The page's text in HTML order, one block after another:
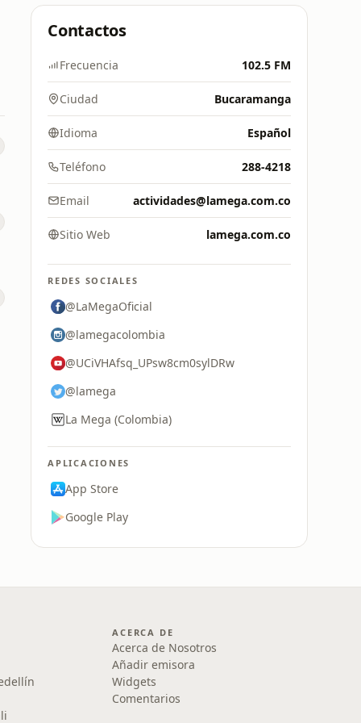
Contactos
Frecuencia 102.5 FM
Ciudad Bucaramanga
Idioma Español
Teléfono 288-4218
Email actividades@lamega.com.co
Sitio Web lamega.com.co
REDES SOCIALES
@LaMegaOficial
@lamegacolombia
@UCiVHAfsq_UPsw8cm0sylDRw
@lamega
La Mega (Colombia)
APLICACIONES
App Store
Google Play
ACERCA DE
Acerca de Nosotros
Añadir emisora
Widgets
Comentarios